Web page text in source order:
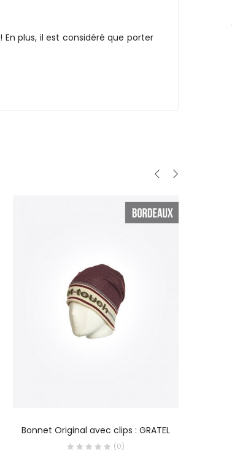
plus, il est considéré que porter
Bonnet Original avec clips : GRATEL
(0)